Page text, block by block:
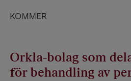
KOMMER
Orkla-bolag som
för behandling av